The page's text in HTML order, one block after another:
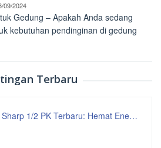
09/2024
Gedung – Apakah Anda sedang
kebutuhan pendinginan di gedung
Terbaru
Sharp 1/2 PK Terbaru: Hemat Ene…